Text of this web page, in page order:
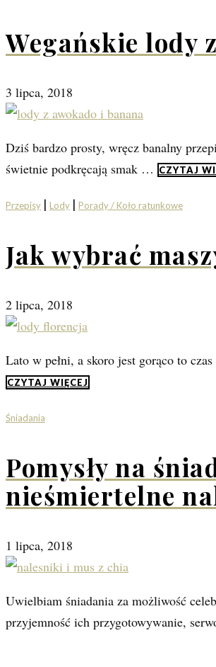
Wegańskie lody
3 lipca, 2018
Dziś bardzo prosty, wręcz banalny
świetnie podkręcają smak …
CZYTAJ
Przepisy | Lody | Porady / Koło ratunkowe
Jak wybrać
2 lipca, 2018
Lato w pełni, a skoro jest gorąco to
CZYTAJ WIĘCEJ
Śniadania
Pomysły na
nieśmiertelne
1 lipca, 2018
Uwielbiam śniadania za możliwość
przyjemność ich przygotowywanie,